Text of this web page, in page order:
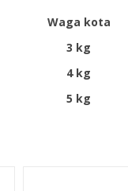
Waga kota
3 kg
4 kg
5 kg